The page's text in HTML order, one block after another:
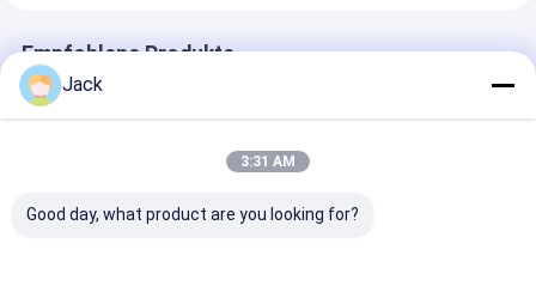
Empfohlene Produkte
Jack
3:31 AM
Good day, what product are you looking for?